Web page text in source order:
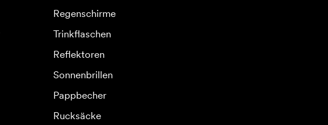
Regenschirme
Trinkflaschen
Reflektoren
Sonnenbrillen
Pappbecher
Rucksäcke